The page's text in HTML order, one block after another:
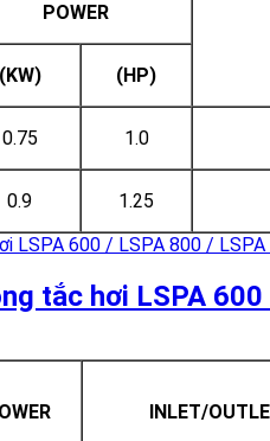
POWER
(KW) (HP)
0.75 1.0
0.9 1.25
tắc hơi LSPA
INLET/